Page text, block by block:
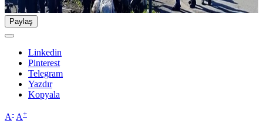
Paylaş
Linkedin
Pinterest
Telegram
Yazdır
Kopyala
A- A+